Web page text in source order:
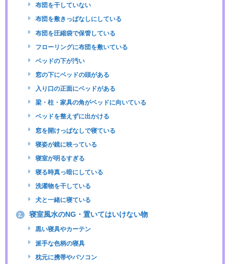
布団を干していない
布団を敷きっぱなしにしている
布団を圧縮袋で保管している
フローリングに布団を敷いている
ベッドの下が汚い
窓の下にベッドの頭がある
入り口の正面にベッドがある
梁・柱・家具の角がベッドに向いている
ベッドを整えずに出かける
窓を開けっぱなしで寝ている
寝姿が鏡に映っている
寝室が明るすぎる
寝る時真っ暗にしている
洗濯物を干している
犬と一緒に寝ている
2. 寝室風水のNG・置いてはいけない物
黒い寝具やカーテン
派手な色柄の寝具
枕元に携帯やパソコン